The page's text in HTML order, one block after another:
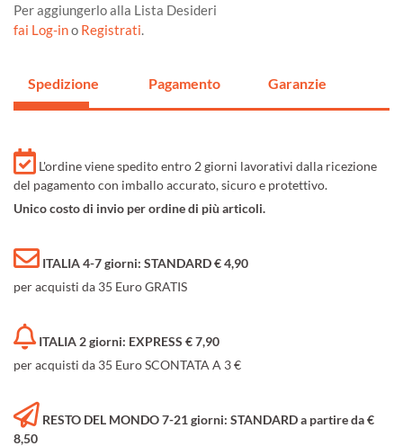
Per aggiungerlo alla Lista Desideri
fai Log-ino Registrati.
Spedizione Pagamento Garanzie
L'ordine viene spedito entro 2 giorni lavorativi dalla ricezione
del pagamento con imballo accurato, sicuro e protettivo.
Unico costo di invio per ordine di più articoli.
ITALIA 4-7 giorni: STANDARD € 4,90
per acquisti da 35 Euro GRATIS
ITALIA 2 giorni: EXPRESS € 7,90
per acquisti da 35 Euro SCONTATA A 3 €
RESTO DEL MONDO 7-21 giorni: STANDARD a partire da €
8,50